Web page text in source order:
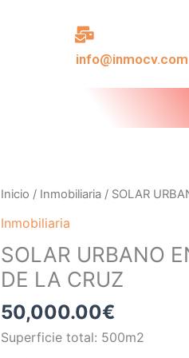
info@inmocv.com
Inicio / Inmobiliaria / SOLAR
Inmobiliaria
SOLAR URBANO
DE LA CRUZ
50,000.00€
Superficie total: 500m2
SOLAR
URBANO
EL
LLANO
DE
LA